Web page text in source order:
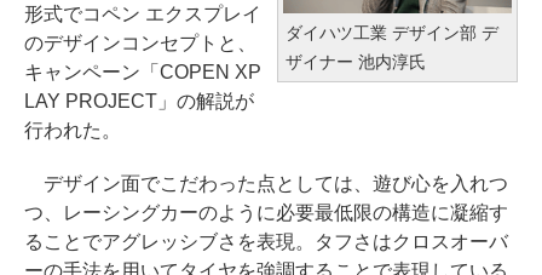
ダイハツ工業 デザイン部 デ
ザイナー 池内淳氏
形式でコペン エクスプレイ
のデザインコンセプトと、
キャンペーン「COPEN XP
LAY PROJECT」の解説が
行われた。
デザイン面でこだわった点としては、遊び心を入れつ
つ、レーシングカーのように必要最低限の構造に凝縮す
ることでアグレッシブさを表現。タフさはクロスオーバ